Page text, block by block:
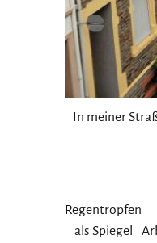
In meiner
Regentropfen
als Spiegel